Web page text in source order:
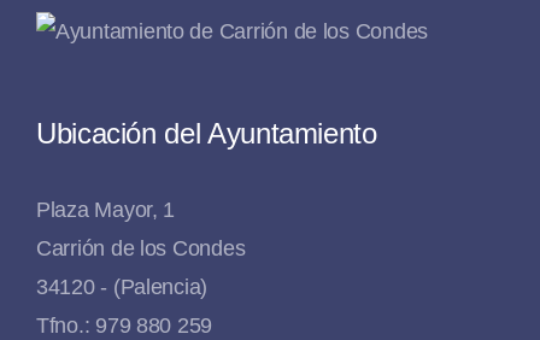
Ubicación del Ayuntamiento
Plaza Mayor, 1
Carrión de los Condes
34120 - (Palencia)
Tfno.: 979 880 259